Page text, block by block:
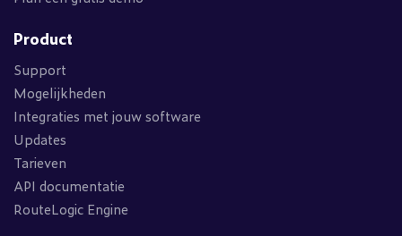
Product
Support
Mogelijkheden
Integraties met jouw software
Updates
Tarieven
API documentatie
RouteLogic Engine